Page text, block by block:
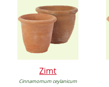
Zimt
Cinnamomum ceylanicum